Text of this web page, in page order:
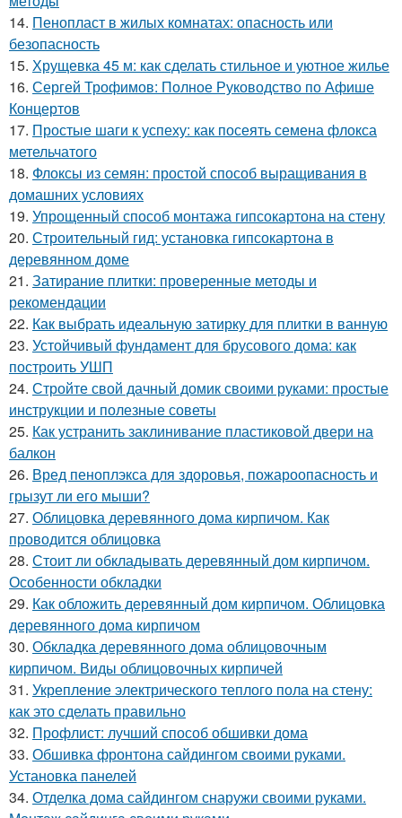
14. Пенопласт в жилых комнатах: опасность или
безопасность
15. Хрущевка 45 м: как сделать стильное и уютное жилье
16. Сергей Трофимов: Полное Руководство по Афише
Концертов
17. Простые шаги к успеху: как посеять семена флокса
метельчатого
18. Флоксы из семян: простой способ выращивания в
домашних условиях
19. Упрощенный способ монтажа гипсокартона на стену
20. Строительный гид: установка гипсокартона в
деревянном доме
21. Затирание плитки: проверенные методы и
рекомендации
22. Как выбрать идеальную затирку для плитки в ванную
23. Устойчивый фундамент для брусового дома: как
построить УШП
24. Стройте свой дачный домик своими руками: простые
инструкции и полезные советы
25. Как устранить заклинивание пластиковой двери на
балкон
26. Вред пеноплэкса для здоровья, пожароопасность и
грызут ли его мыши?
27. Облицовка деревянного дома кирпичом. Как
проводится облицовка
28. Стоит ли обкладывать деревянный дом кирпичом.
Особенности обкладки
29. Как обложить деревянный дом кирпичом. Облицовка
деревянного дома кирпичом
30. Обкладка деревянного дома облицовочным
кирпичом. Виды облицовочных кирпичей
31. Укрепление электрического теплого пола на стену:
как это сделать правильно
32. Профлист: лучший способ обшивки дома
33. Обшивка фронтона сайдингом своими руками.
Установка панелей
34. Отделка дома сайдингом снаружи своими руками.